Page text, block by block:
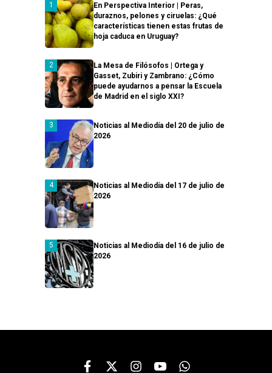
En Perspectiva Interior | Peras,
duraznos, pelones y ciruelas: ¿Qué
características tienen estas frutas de
hoja caduca en Uruguay?
La Mesa de Filósofos | Ortega y
Gasset, Zubiri y Zambrano: ¿Cómo
puede ayudarnos a pensar la Escuela
de Madrid en el siglo XXI?
Noticias al Mediodía del 20 de julio de
2026
Noticias al Mediodía del 17 de julio de
2026
Noticias al Mediodía del 16 de julio de
2026